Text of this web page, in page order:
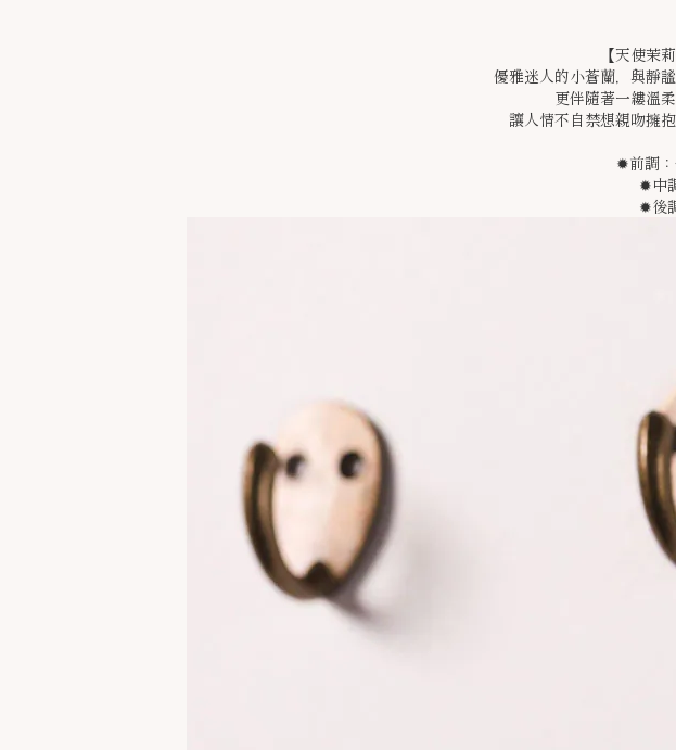
【天使茉
優雅迷人的小蒼蘭，與靜
更伴隨著一縷溫
讓人情不自禁想親吻擁
✹前調
✹中
✹後